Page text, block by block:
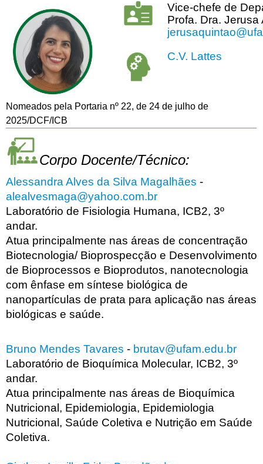
Vice-chefe de
Profa. Dra.
C.V. Lattes
Nomeados pela Portaria nº 22, de 24 de julho de
2025/DCF/ICB
Corpo Docente/Técnico:
Alessandra Alves da Silva Magalhães -
alealvesmaga@yahoo.com.br
Laboratório de Fisiologia Humana, ICB2, 3º
andar.
Atua principalmente nas áreas de concentração
Biotecnologia/ Bioprospecção e Desenvolvimento
de Bioprocessos e Bioprodutos, nanotecnologia
com ênfase em síntese biológica de
nanopartículas de prata para aplicação nas áreas
biológicas e saúde.
Bruno Mendes Tavares - brutav@ufam.edu.br
Laboratório de Bioquímica Molecular, ICB2, 3º
andar.
Atua principalmente nas áreas de Bioquímica
Nutricional, Epidemiologia, Epidemiologia
Nutricional, Saúde Coletiva e Nutrição em Saúde
Coletiva.